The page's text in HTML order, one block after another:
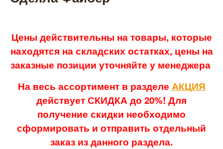
Цены действительны на товары, которые
находятся на складских остатках, цены на
заказные позиции уточняйте у менеджера
На весь ассортимент в разделе АКЦИЯ
действует СКИДКА до 20%! Для
получение скидки необходимо
сформировать и отправить отдельный
заказ из данного раздела.